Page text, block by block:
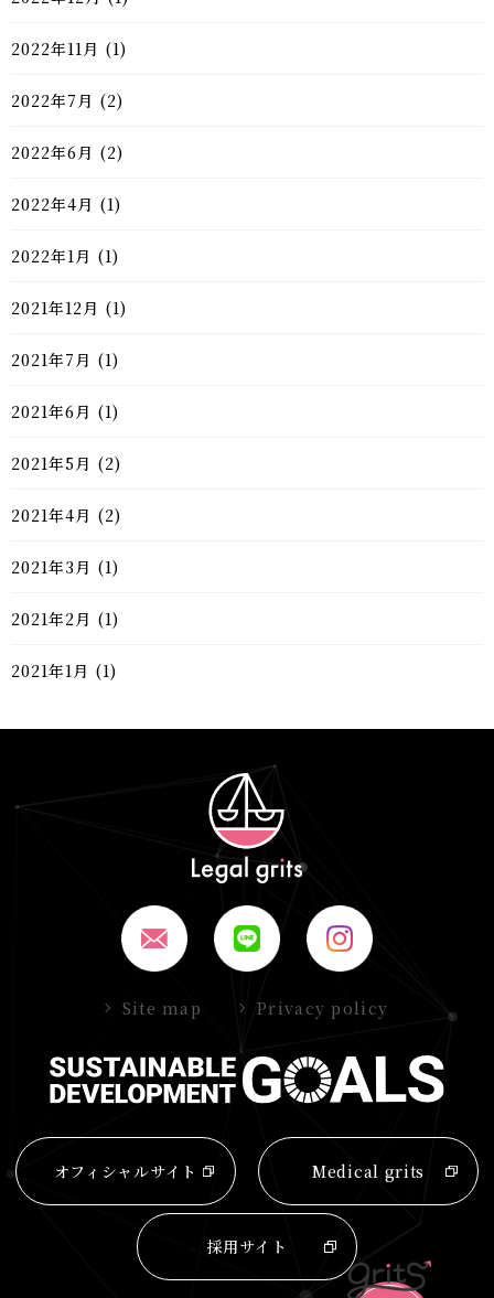
2022年11月 (1)
2022年7月 (2)
2022年6月 (2)
2022年4月 (1)
2022年1月 (1)
2021年12月 (1)
2021年7月 (1)
2021年6月 (1)
2021年5月 (2)
2021年4月 (2)
2021年3月 (1)
2021年2月 (1)
2021年1月 (1)
Site map Privacy policy
オフィシャルサイト Medical grits
採用サイト